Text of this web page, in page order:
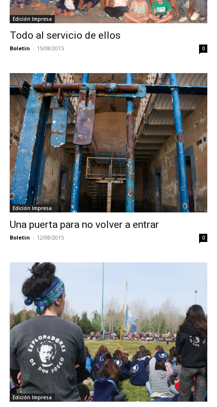
Edición Impresa
Todo al servicio de ellos
Boletin - 15/08/2015 0
Edición Impresa
Una puerta para no volver a entrar
Boletin - 12/08/2015 0
Edición Impresa